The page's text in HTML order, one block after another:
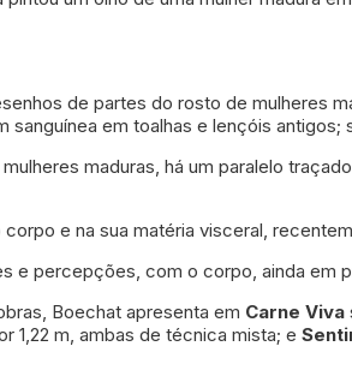
de partes do rosto de mulheres
em toalhas e lençóis antigos;
maduras, há um paralelo
e na sua matéria visceral,
e percepções, com o corpo, ainda em
Boechat apresenta em Carne Viva
1,22 m, ambas de técnica mista; e